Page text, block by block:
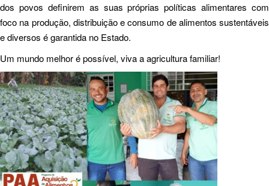
dos povos definirem as suas próprias políticas alimentares com
foco na produção, distribuição e consumo de alimentos sustentáveis
e diversos é garantida no Estado.
Um mundo melhor é possível, viva a agricultura familiar!